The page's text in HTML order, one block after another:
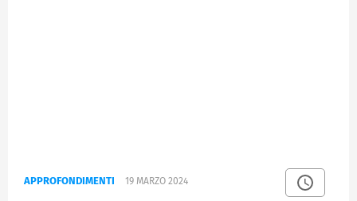
APPROFONDIMENTI 19 MARZO 2024